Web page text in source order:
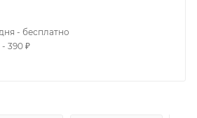
- бесплатно
- 390 ₽